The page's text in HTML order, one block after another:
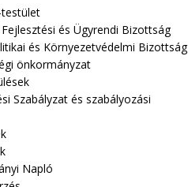
testület
és Ügyrendi Bizottság
és Környezetvédelmi Bizottság
önkormányzat
Szabályzat és szabályozási
Napló